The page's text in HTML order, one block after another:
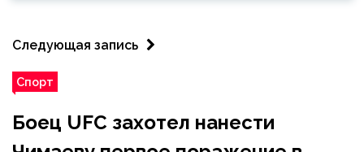
Следующая запись
Спорт
Боец UFC захотел нанести